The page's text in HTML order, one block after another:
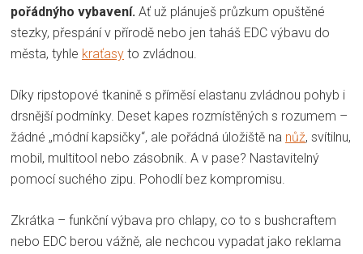
pořádnýho vybavení. Ať už plánuješ průzkum opuštěné
stezky, přespání v přírodě nebo jen taháš EDC výbavu do
města, tyhle kraťasy to zvládnou.
Díky ripstopové tkanině s příměsí elastanu zvládnou pohyb i
drsnější podmínky. Deset kapes rozmístěných s rozumem –
žádné „módní kapsičky“, ale pořádná úložiště na nůž, svítilnu,
mobil, multitool nebo zásobník. A v pase? Nastavitelný
pomocí suchého zipu. Pohodlí bez kompromisu.
Zkrátka – funkční výbava pro chlapy, co to s bushcraftem
nebo EDC berou vážně, ale nechcou vypadat jako reklama